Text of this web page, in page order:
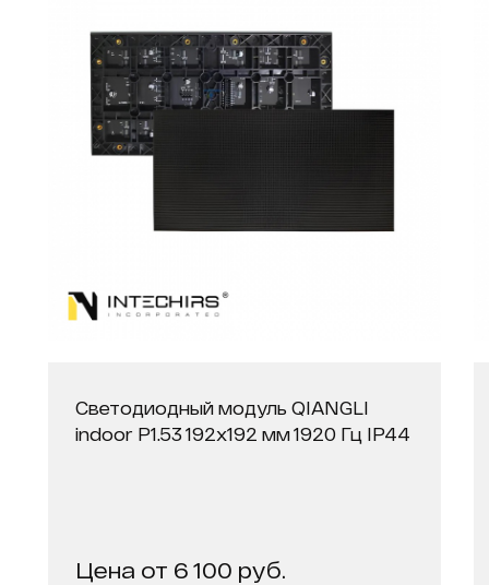
Светодиодный модуль QIANGLI
indoor P1.53 192х192 мм 1920 Гц IP44
Цена от 6 100 руб.